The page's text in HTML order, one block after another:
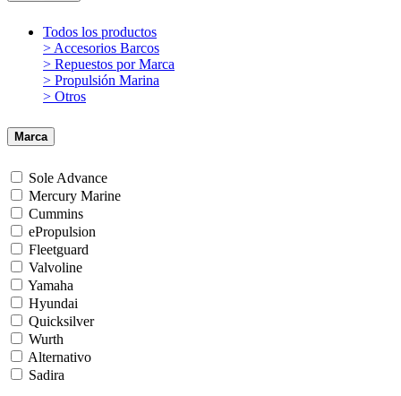
Todos los productos
> Accesorios Barcos
> Repuestos por Marca
> Propulsión Marina
> Otros
Marca
Sole Advance
Mercury Marine
Cummins
ePropulsion
Fleetguard
Valvoline
Yamaha
Hyundai
Quicksilver
Wurth
Alternativo
Sadira